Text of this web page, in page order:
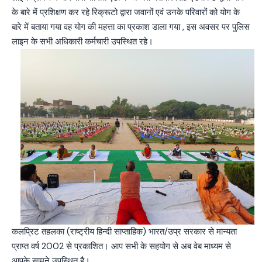
के बारे में प्रशिक्षण कर रहे रिक्रूटो द्वारा जवानों एवं उनके परिवारों को योग के
बारे में बताया गया वह योग की महत्ता का प्रकाश डाला गया , इस अवसर पर पुलिस
लाइन के सभी अधिकारी कर्मचारी उपस्थित रहे।
कलप्रिट तहलका (राष्ट्रीय हिन्दी साप्ताहिक) भारत/उप्र सरकार से मान्यता
प्राप्त वर्ष 2002 से प्रकाशित। आप सभी के सहयोग से अब वेब माध्यम से